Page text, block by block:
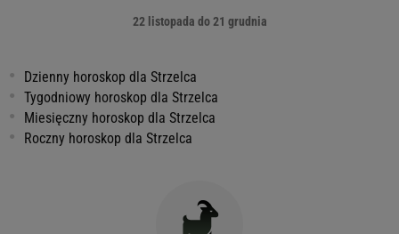
22 listopada do 21 grudnia
Dzienny horoskop dla Strzelca
Tygodniowy horoskop dla Strzelca
Miesięczny horoskop dla Strzelca
Roczny horoskop dla Strzelca